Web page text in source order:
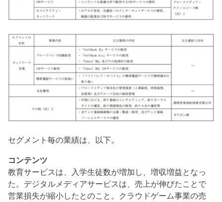
セグメント毎の業績は、以下。
コンテンツ
教育サービスは、入学生徒数が増加し、増収増益となっ
た。デジタルメディアサービスは、売上が伸びたことで
営業損失が縮小したとのこと。クラウドゲーム事業の売